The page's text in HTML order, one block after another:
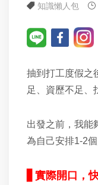
知識懶人包
抽到打工度假之
足、資歷不足、
出發之前，我能
為自己安排1-2
實際開口，